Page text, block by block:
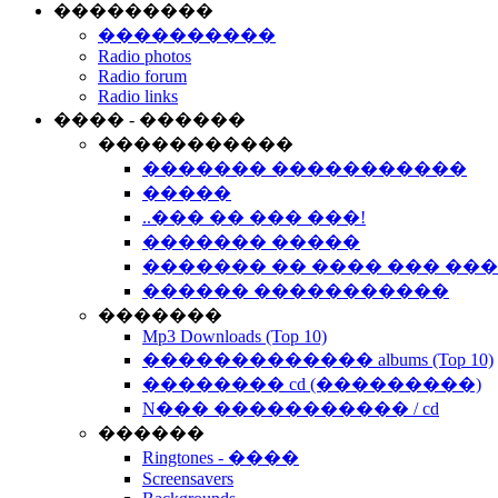
���������
����������
Radio photos
Radio forum
Radio links
���� - ������
�����������
������� �����������
�����
..��� �� ��� ���!
������� �����
������� �� ���� ���
������ �����������
�������
Mp3 Downloads (Top 10)
������������� albums (Top 10)
�������� cd (���������)
N��� ����������� / cd
������
Ringtones - ����
Screensavers